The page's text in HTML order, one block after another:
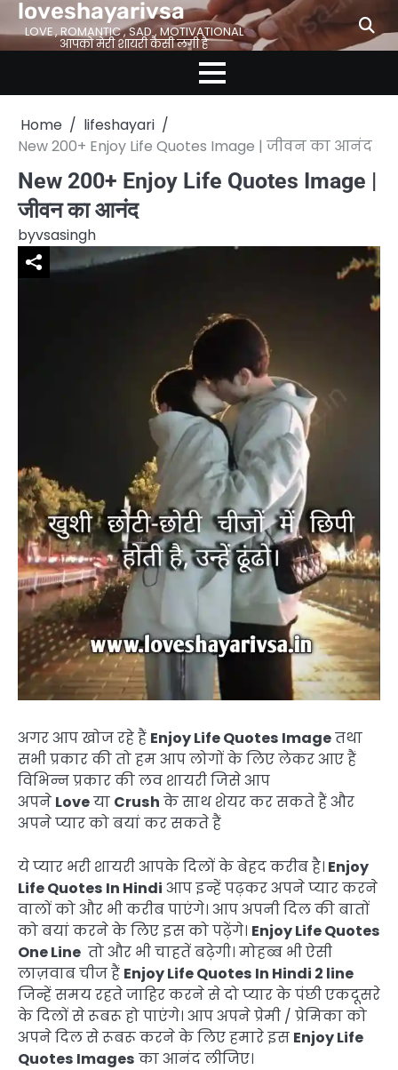
Skip
to
content
loveshayarivsa
LOVE , ROMANTIC , SAD , MOTIVATIONAL
आपको मेरी शायरी कैसी लगी है
Home
lifeshayari
New 200+ Enjoy Life Quotes Image | जीवन का आनंद
New 200+ Enjoy Life Quotes Image |
जीवन का आनंद
byvsasingh
अगर आप खोज रहे हैं Enjoy Life Quotes Imageतथा
सभी प्रकार की तो हम आप लोगों के लिए लेकर आए हैं
विभिन्न प्रकार की लव शायरी जिसे आप
अपने Loveया Crush के साथ शेयर कर सकते हैं और
अपने प्यार को बयां कर सकते हैं
ये प्यार भरी शायरी आपके दिलों के बेहद करीब है। Enjoy
Life Quotes In Hindi आप इन्हें पढ़कर अपने प्यार करने
वालों को और भी करीब पाएंगे। आप अपनी दिल की बातों
को बयां करने के लिए इस को पढ़ेंगे। Enjoy Life Quotes
One Line तो और भी चाहतें बढ़ेगी। मोहब्ब भी ऐसी
लाज़वाब चीज हैं Enjoy Life Quotes In Hindi 2 line
जिन्हें समय रहते जाहिर करने से दो प्यार के पंछी एकदूसरे
के दिलों से रूबरू हो पाएंगे। आप अपने प्रेमी / प्रेमिका को
अपने दिल से रूबरू करने के लिए हमारे इस Enjoy Life
Quotes Images का आनंद लीजिए।